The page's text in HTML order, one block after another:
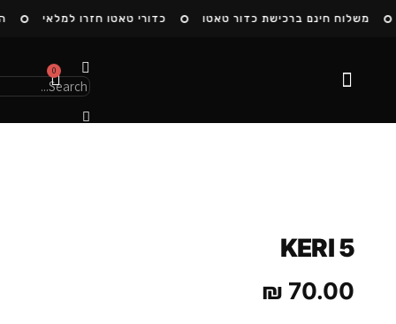
משלוח חינם ברכישת כדור טאטו כדורי טאטו חזרו למלאי
0
KERI 5
70.00
₪